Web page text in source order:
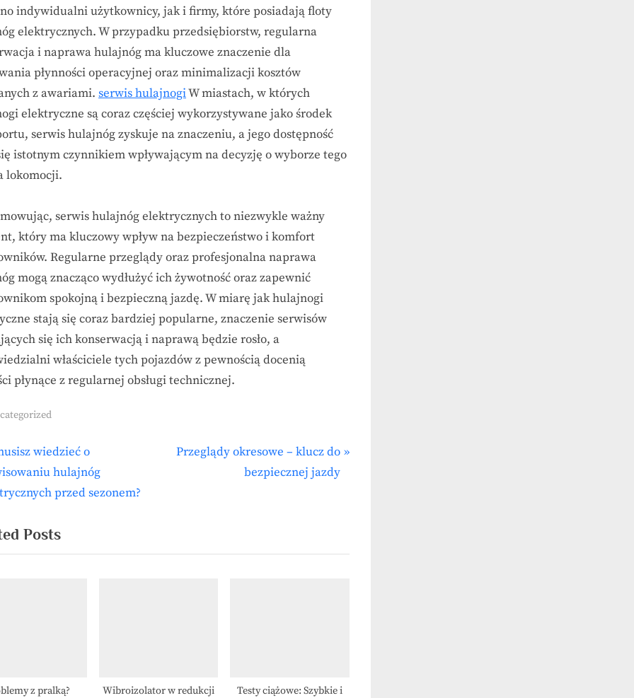
indywidualni użytkownicy, jak i firmy, które posiadają floty
elektrycznych. W przypadku przedsiębiorstw, regularna
i naprawa hulajnóg ma kluczowe znaczenie dla
płynności operacyjnej oraz minimalizacji kosztów
z awariami. serwis hulajnogiW miastach, w których
elektryczne są coraz częściej wykorzystywane jako środek
serwis hulajnóg zyskuje na znaczeniu, a jego dostępność
istotnym czynnikiem wpływającym na decyzję o wyborze tego
lokomocji.
serwis hulajnóg elektrycznych to niezwykle ważny
który ma kluczowy wpływ na bezpieczeństwo i komfort
Regularne przeglądy oraz profesjonalna naprawa
mogą znacząco wydłużyć ich żywotność oraz zapewnić
spokojną i bezpieczną jazdę. W miarę jak hulajnogi
stają się coraz bardziej popularne, znaczenie serwisów
się ich konserwacją i naprawą będzie rosło, a
właściciele tych pojazdów z pewnością docenią
płynące z regularnej obsługi technicznej.
wiedzieć o
hulajnóg
przed sezonem?
N
o
Przeglądy okresowe – klucz do
bezpiecznej jazdy
Posts
z pralką?
Wibroizolator w redukcji
Testy ciążowe: Szybkie i